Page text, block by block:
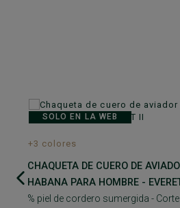
SOLO EN LA WEB
+3 colores
CHAQUETA DE CUERO DE
HABANA PARA HOMBRE -
% piel de cordero sumergida -